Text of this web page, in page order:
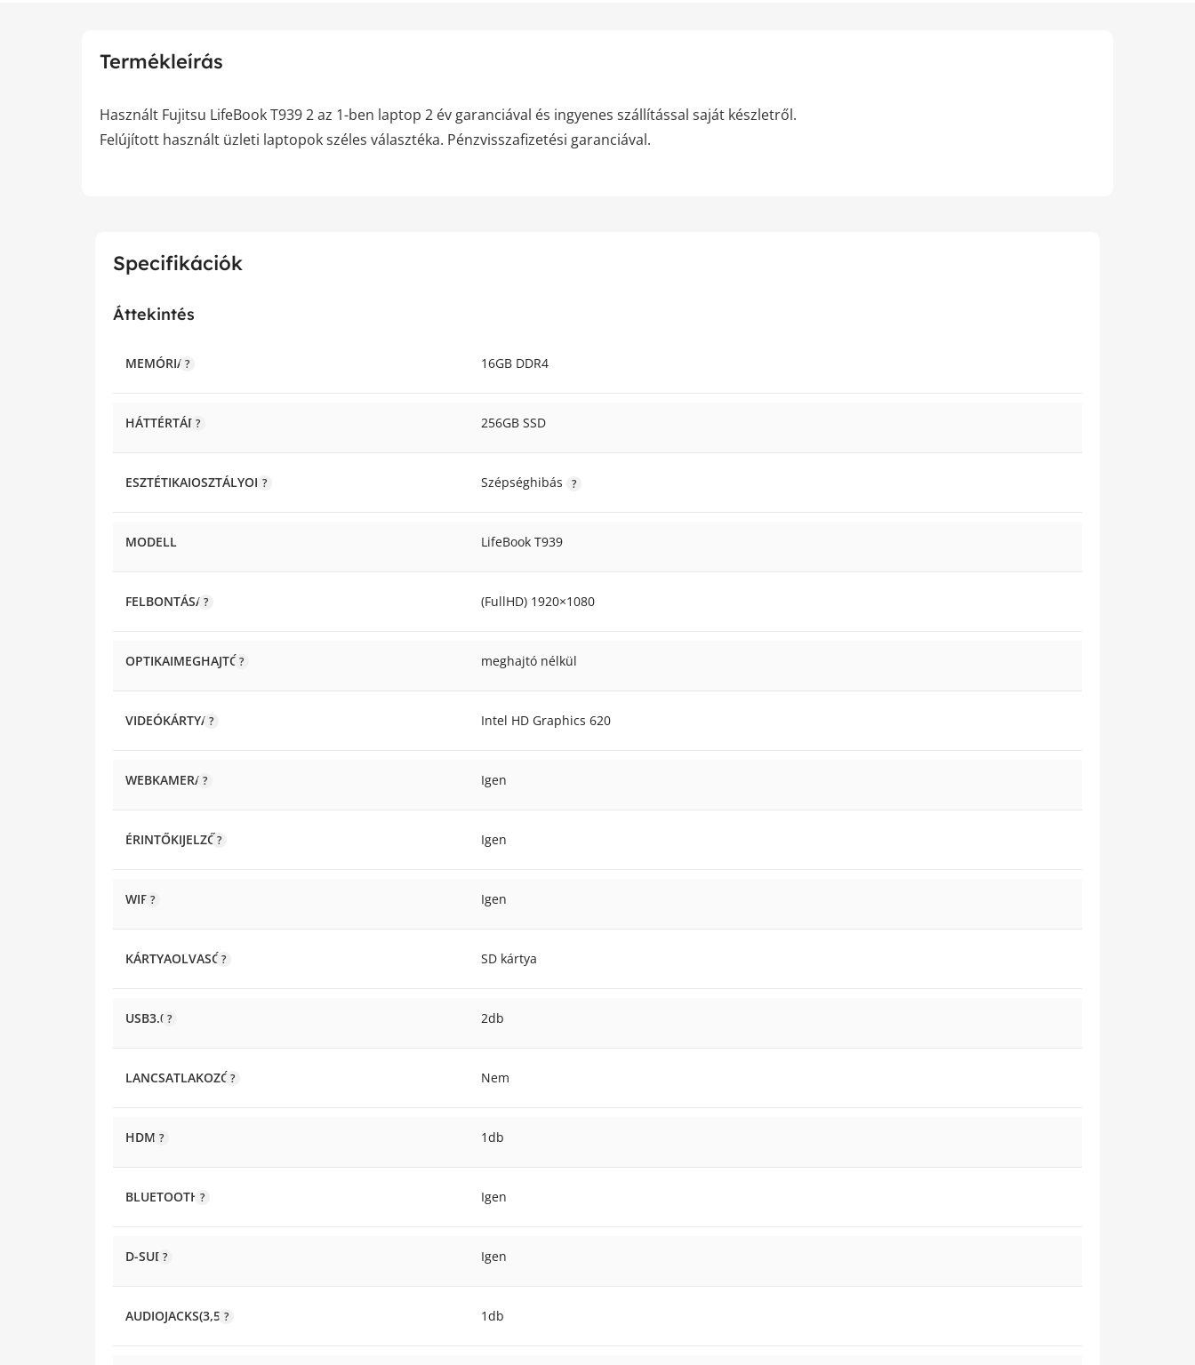
Termékleírás
Használt Fujitsu LifeBook T939 2 az 1-ben laptop 2 év garanciával és ingyenes szállítással saját készletről.
Felújított használt üzleti laptopok széles választéka. Pénzvisszafizetési garanciával.
Specifikációk
Áttekintés
MEMÓRIA 16GB DDR4
HÁTTÉRTÁR 256GB SSD
ESZTÉTIKAIOSZTÁLYOK Szépséghibás
MODELL LifeBook T939
FELBONTÁSA (FullHD) 1920×1080
OPTIKAIMEGHAJTÓ meghajtó nélkül
VIDEÓKÁRTYA Intel HD Graphics 620
WEBKAMERA Igen
ÉRINTŐKIJELZŐ Igen
WIFI Igen
KÁRTYAOLVASÓ SD kártya
USB3.0 2db
LANCSATLAKOZÓ Nem
HDMI 1db
BLUETOOTH Igen
D-SUB Igen
AUDIOJACKS(3,5) 1db